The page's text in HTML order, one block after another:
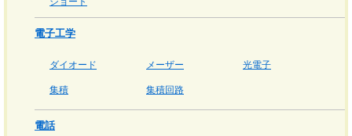
電子工学
ダイオード メーザー 光電子
集積 集積回路
電話